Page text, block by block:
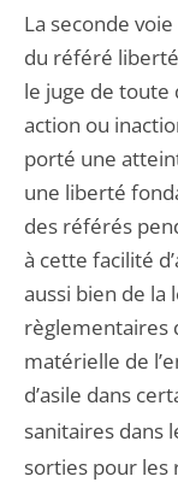
La seconde
du référé
le juge de
action ou
porté une
une liberté
des référés
à cette facilité
aussi bien de la
règlementaires
matérielle de
d’asile dans
sanitaires dans
sorties pour les